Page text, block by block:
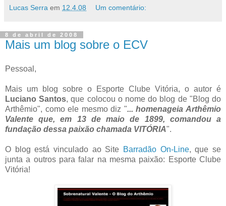
Lucas Serra em 12.4.08 Um comentário:
8 de abril de 2008
Mais um blog sobre o ECV
Pessoal,
Mais um blog sobre o Esporte Clube Vitória, o autor é
Luciano Santos, que colocou o nome do blog de "Blog do
Arthêmio", como ele mesmo diz "... homenageia Arthêmio
Valente que, em 13 de maio de 1899, comandou a
fundação dessa paixão chamada VITÓRIA".
O blog está vinculado ao Site Barradão On-Line, que se
junta a outros para falar na mesma paixão: Esporte Clube
Vitória!